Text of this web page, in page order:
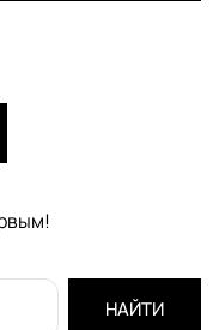
НАЙТИ